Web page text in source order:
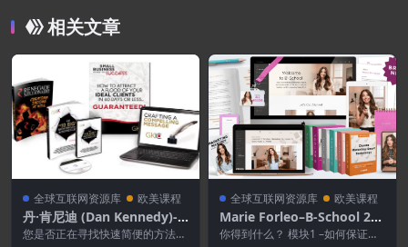
相关文章
全球互联网资源库 欧美课程
丹·肯尼迪 (Dan Kennedy)-R
oad Map To Success
您是否正在寻找快速简便的方法来
全球互联网资源库 欧美课程
Marie Forleo–B-School 202
3 (Summer)
你得到什么？ 模块1 –如何保证利